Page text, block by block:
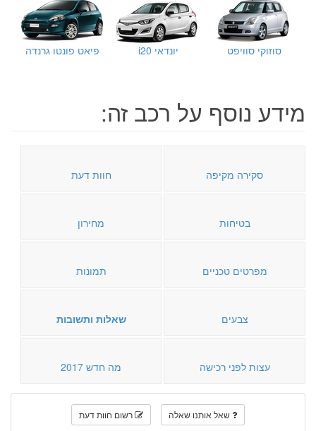
סוזוקי סוויפט יונדאי i20 פיאט פונטו גרנדה
מידע נוסף על רכב זה:
סקירה מקיפה חוות דעת
בטיחות מחירון
מפרטים טכניים תמונות
צבעים שאלות ותשובות
עצות לפני רכישה מה חדש 2017
שאל אותנו שאלה רשום חוות דעת